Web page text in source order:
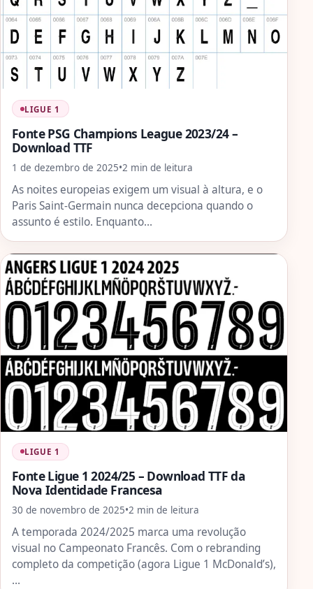
LIGUE 1
Fonte PSG Champions League 2023/24 –
Download TTF
1 de dezembro de 2025•2 min de leitura
As noites europeias exigem um visual à altura, e o
Paris Saint-Germain nunca decepciona quando o
assunto é estilo. Enquanto…
LIGUE 1
Fonte Ligue 1 2024/25 – Download TTF da
Nova Identidade Francesa
30 de novembro de 2025•2 min de leitura
A temporada 2024/2025 marca uma revolução
visual no Campeonato Francês. Com o rebranding
completo da competição (agora Ligue 1 McDonald’s),
…